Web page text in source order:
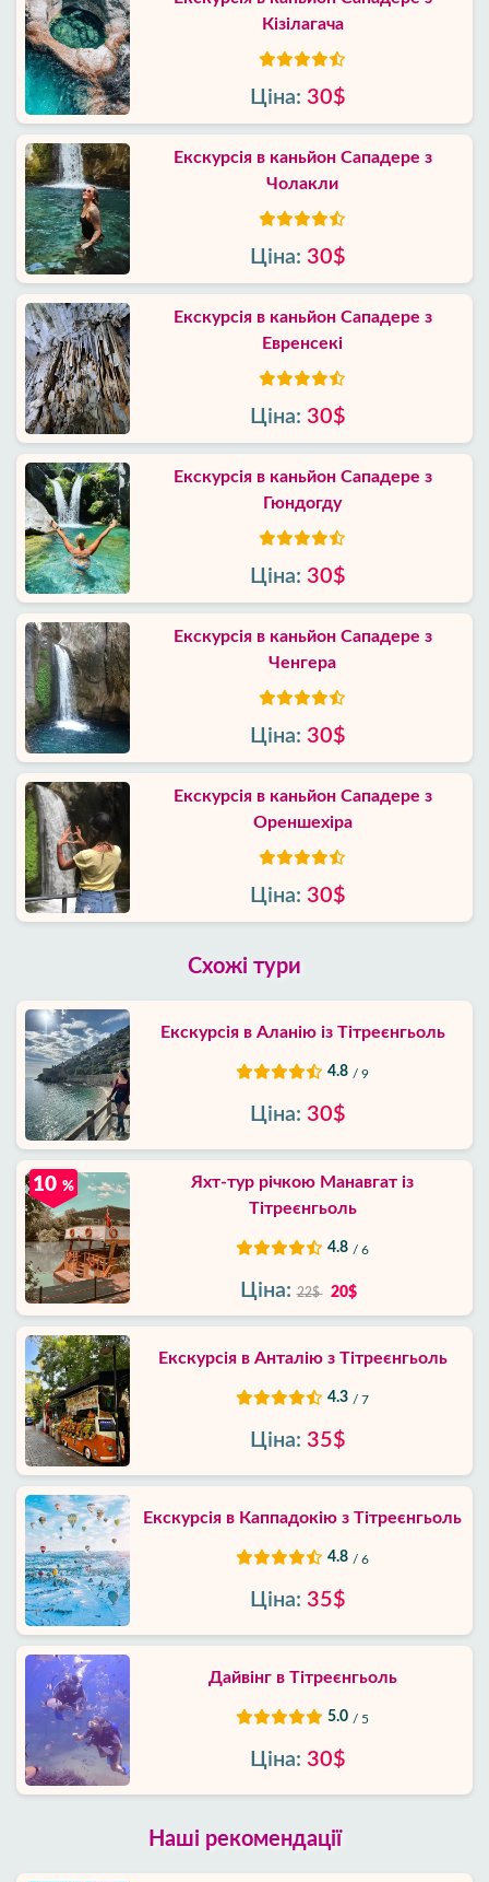
Кізілагача
Ціна: 30$
Екскурсія в каньйон Сападере з
Чолакли
Ціна: 30$
Екскурсія в каньйон Сападере з
Евренсекі
Ціна: 30$
Екскурсія в каньйон Сападере з
Гюндогду
Ціна: 30$
Екскурсія в каньйон Сападере з
Ченгера
Ціна: 30$
Екскурсія в каньйон Сападере з
Ореншехіра
Ціна: 30$
Схожі тури
Екскурсія в Аланію із Тітреєнгьоль
4.8 / 9
Ціна: 30$
Яхт-тур річкою Манавгат із
Тітреєнгьоль
4.8 / 6
10 %
Ціна: 22$ 20$
Екскурсія в Анталію з Тітреєнгьоль
4.3 / 7
Ціна: 35$
Екскурсія в Каппадокію з Тітреєнгьоль
4.8 / 6
Ціна: 35$
Дайвінг в Тітреєнгьоль
5.0 / 5
Ціна: 30$
Наші рекомендації